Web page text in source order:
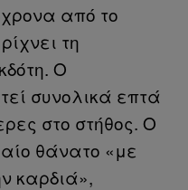
από το
τη
Ο
συνολικά επτά
στο στήθος. Ο
θάνατο «με
καρδιά»,